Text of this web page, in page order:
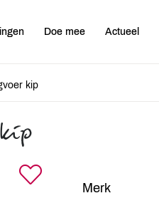
Doe mee Actueel
kip
Merk